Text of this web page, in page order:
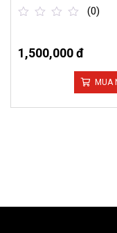
of
5
(0)
1,500,000 đ
MUA